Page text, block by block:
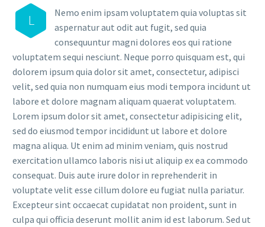
L
Nemo enim ipsam voluptatem quia voluptas sit
aspernatur aut odit aut fugit, sed quia
consequuntur magni dolores eos qui ratione
voluptatem sequi nesciunt. Neque porro quisquam est, qui
dolorem ipsum quia dolor sit amet, consectetur, adipisci
velit, sed quia non numquam eius modi tempora incidunt ut
labore et dolore magnam aliquam quaerat voluptatem.
Lorem ipsum dolor sit amet, consectetur adipisicing elit,
sed do eiusmod tempor incididunt ut labore et dolore
magna aliqua. Ut enim ad minim veniam, quis nostrud
exercitation ullamco laboris nisi ut aliquip ex ea commodo
consequat. Duis aute irure dolor in reprehenderit in
voluptate velit esse cillum dolore eu fugiat nulla pariatur.
Excepteur sint occaecat cupidatat non proident, sunt in
culpa qui officia deserunt mollit anim id est laborum. Sed ut